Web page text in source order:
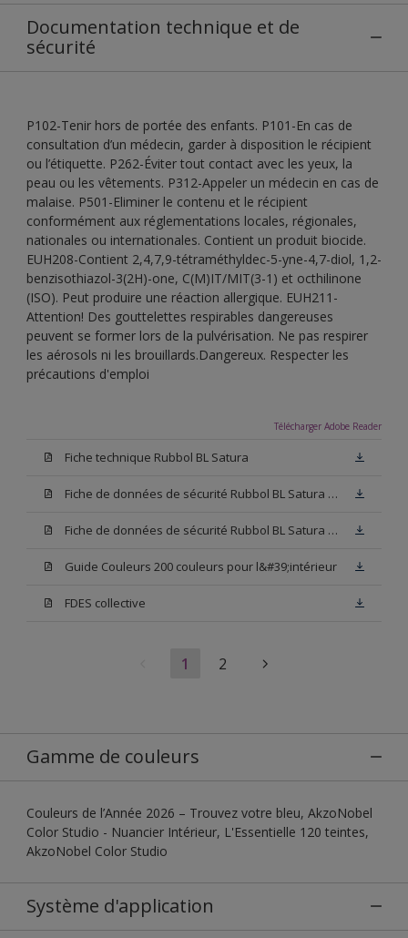
Documentation technique et de
sécurité
P102-Tenir hors de portée des enfants. P101-En cas de
consultation d’un médecin, garder à disposition le récipient
ou l’étiquette. P262-Éviter tout contact avec les yeux, la
peau ou les vêtements. P312-Appeler un médecin en cas de
malaise. P501-Eliminer le contenu et le récipient
conformément aux réglementations locales, régionales,
nationales ou internationales. Contient un produit biocide.
EUH208-Contient 2,4,7,9-tétraméthyldec-5-yne-4,7-diol, 1,2-
benzisothiazol-3(2H)-one, C(M)IT/MIT(3-1) et octhilinone
(ISO). Peut produire une réaction allergique. EUH211-
Attention! Des gouttelettes respirables dangereuses
peuvent se former lors de la pulvérisation. Ne pas respirer
les aérosols ni les brouillards.Dangereux. Respecter les
précautions d'emploi
Télécharger Adobe Reader
Fiche technique Rubbol BL Satura
Fiche de données de sécurité Rubbol BL Satura Base N00
Fiche de données de sécurité Rubbol BL Satura Blanc
Guide Couleurs 200 couleurs pour l&#39;intérieur
FDES collective
1 2
Gamme de couleurs
Couleurs de l’Année 2026 – Trouvez votre bleu, AkzoNobel
Color Studio - Nuancier Intérieur, L'Essentielle 120 teintes,
AkzoNobel Color Studio
Système d'application